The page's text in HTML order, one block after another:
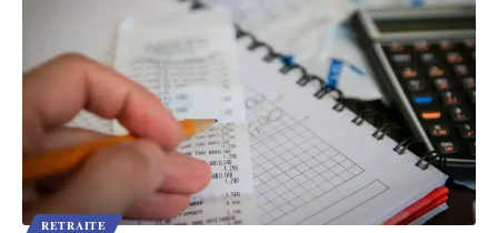
RETRAITE